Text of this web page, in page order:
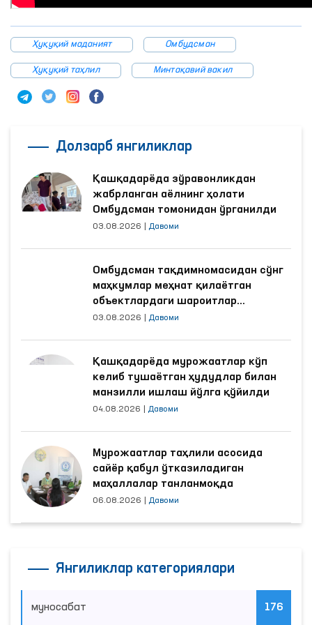
Ҳуқуқий маданият Омбудсман
Ҳуқуқий таҳлил Минтақавий вакил
Долзарб янгиликлар
Қашқадарёда зўравонликдан
жабрланган аёлнинг ҳолати
Омбудсман томонидан ўрганилди
03.08.2026 |Давоми
Омбудсман тақдимномасидан сўнг
маҳкумлар меҳнат қилаётган
объектлардаги шароитлар
яхшиланди
03.08.2026 |Давоми
Қашқадарёда мурожаатлар кўп